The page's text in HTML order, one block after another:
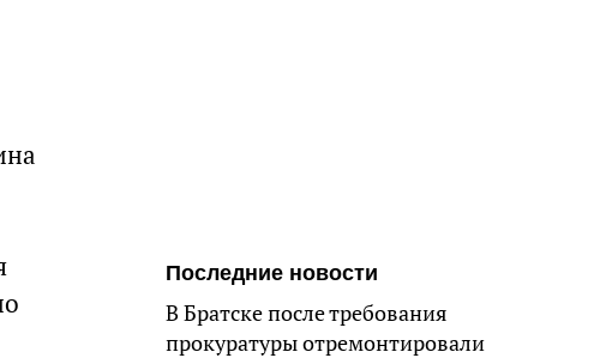
Последние новости
В Братске после требования
прокуратуры отремонтировали